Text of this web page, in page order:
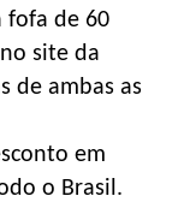
fofa de 60
site da
de ambas as
em
o Brasil.